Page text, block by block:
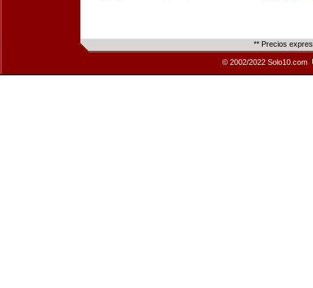
** Precios
© 2002/2022 Solo10.com